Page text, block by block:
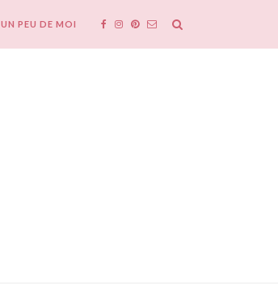
UN PEU DE MOI